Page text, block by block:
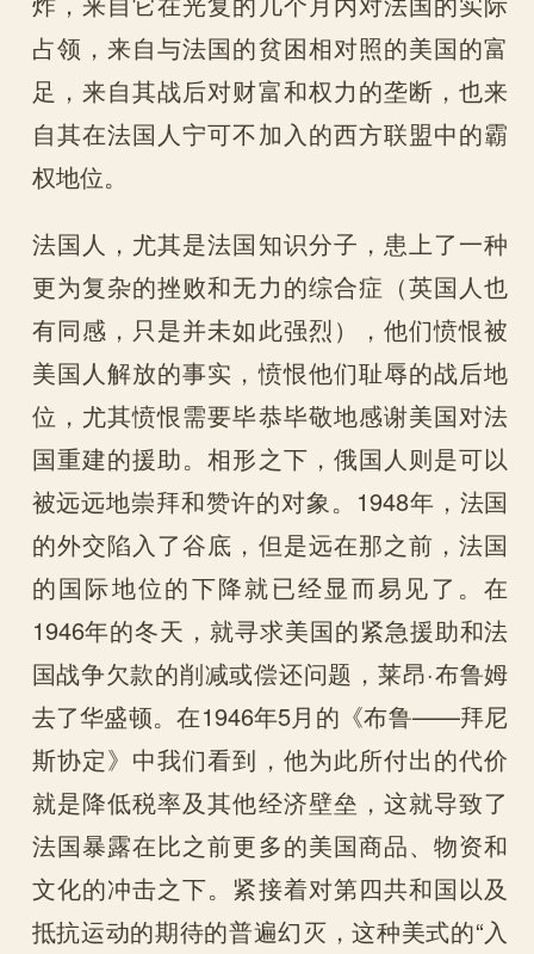
占领，来自与法国的贫困相对照的美国的富
足，来自其战后对财富和权力的垄断，也来
自其在法国人宁可不加入的西方联盟中的霸
权地位。
法国人，尤其是法国知识分子，患上了一种
更为复杂的挫败和无力的综合症（英国人也
有同感，只是并未如此强烈），他们愤恨被
美国人解放的事实，愤恨他们耻辱的战后地
位，尤其愤恨需要毕恭毕敬地感谢美国对法
国重建的援助。相形之下，俄国人则是可以
被远远地崇拜和赞许的对象。1948年，法国
的外交陷入了谷底，但是远在那之前，法国
的国际地位的下降就已经显而易见了。在
1946年的冬天，就寻求美国的紧急援助和法
国战争欠款的削减或偿还问题，莱昂·布鲁姆
去了华盛顿。在1946年5月的《布鲁——拜尼
斯协定》中我们看到，他为此所付出的代价
就是降低税率及其他经济壁垒，这就导致了
法国暴露在比之前更多的美国商品、物资和
文化的冲击之下。紧接着对第四共和国以及
抵抗运动的期待的普遍幻灭，这种美式的“入